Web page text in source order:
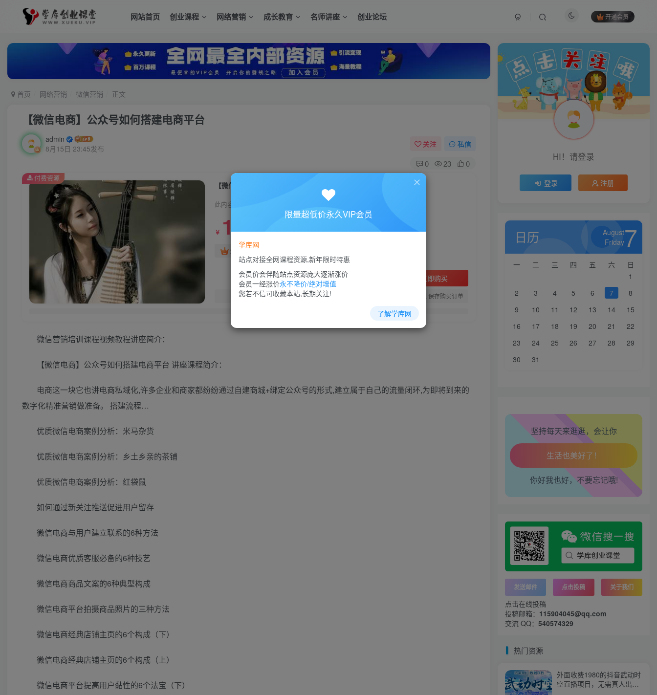
网站首页 创业课程 网络营销 成长教育 名师讲座 创业论坛 开通会员
首页 网络营销 微信营销 正文
【微信电商】公众号如何搭建电商平台
admin
8月15日 23:45发布
关注 私信
0 23 0
【微信电商】公众号如何搭建电商平台
此内容为付费资源，请付费后查看
￥ 10￥88
超级会员免费
立即购买
您当前未登录！建议登陆后购买，可保存购买订单
付费资源
微信营销培训课程视频教程讲座简介：
【微信电商】公众号如何搭建电商平台 讲座课程简介：
电商这一块它也讲电商私域化,许多企业和商家都纷纷通过自建商城+绑定公众号的形式,建立属于自己的流量闭环,为即将到来的
数字化精准营销做准备。 搭建流程…
优质微信电商案例分析：米马杂货
优质微信电商案例分析：乡土乡亲的茶铺
优质微信电商案例分析：红袋鼠
如何通过新关注推送促进用户留存
微信电商与用户建立联系的6种方法
微信电商优质客服必备的6种技艺
微信电商商品文案的6种典型构成
微信电商平台拍摄商品照片的三种方法
微信电商经典店铺主页的6个构成（下）
微信电商经典店铺主页的6个构成（上）
微信电商平台提高用户黏性的6个法宝（下）
HI！请登录
登录 注册
日历
August
Friday7
一 二 三 四 五 六
日
1
2
3 4 5 6 7
8
9
10 11 12 13 14
15
16
17 18 19 20 21
22
23
24 25 26 27 28
29
30
31
坚持每天来逛逛，会让你
腰也不酸了！
工作也轻松了！
你好我也好，不要忘记哦!
发送邮件 点击投稿 关于我们
点击在线投稿
投稿邮箱： 115904045@qq.com
交流 QQ： 540574329
热门资源
外面收费1980的抖音武动时
空直播项目，无需真人出
限量超低价永久VIP会员
学库网
站点对接全网课程资源,新年限时特惠
会员价会伴随站点资源庞大逐渐涨价
会员一经涨价永不降价/绝对增值
您若不信可收藏本站,长期关注!
了解学库网